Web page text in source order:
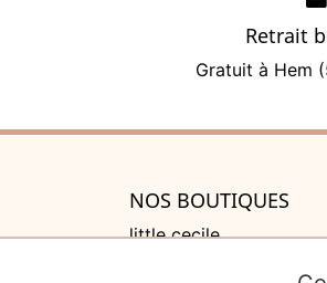
Retrait
Gratuit à Hem
NOS BOUTIQUES
little cecile